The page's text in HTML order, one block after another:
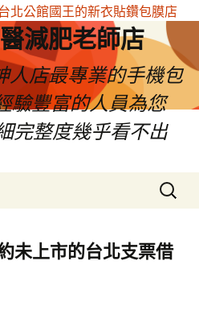
減肥老師店
人店最專業的手機包
驗豐富的人員為您
完整度幾乎看不出
搜
尋
鍵
字:
未上市的台北支票借